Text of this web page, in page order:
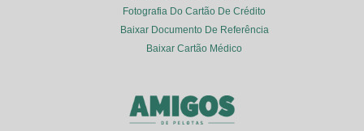
Fotografia Do Cartão De Crédito
Baixar Documento De Referência
Baixar Cartão Médico